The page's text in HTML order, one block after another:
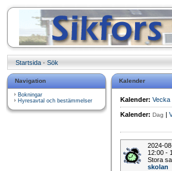
Startsida · Sök
Navigation
Bokningar
Hyresavtal och bestämmelser
Kalender
Kalender: Vecka
Kalender: Dag |
2024-
12:00 -
Stora
skolan